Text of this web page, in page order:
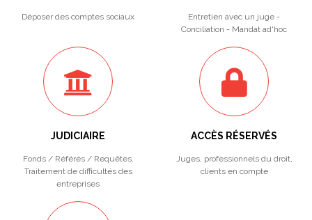
Déposer des comptes sociaux
Entretien avec un juge -
Conciliation - Mandat ad'hoc
JUDICIAIRE
Fonds / Référés / Requêtes.
Traitement de difficultés des
entreprises
ACCÈS RÉSERVÉS
Juges, professionnels du droit,
clients en compte